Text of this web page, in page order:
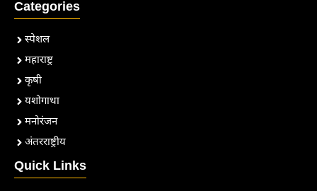
Categories
स्पेशल
महाराष्ट्र
कृषी
यशोगाथा
मनोरंजन
अंतरराष्ट्रीय
Quick Links